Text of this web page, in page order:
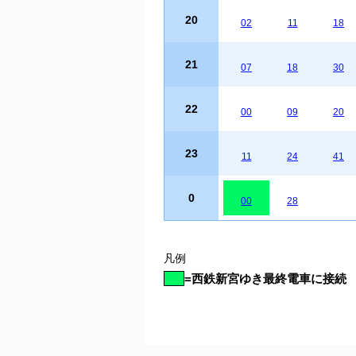
20 02 11 18
21 07 18 30
22 00 09 20
23 11 24 41
0 00 28
凡例
=西鉄新宮ゆき最終電車に接続